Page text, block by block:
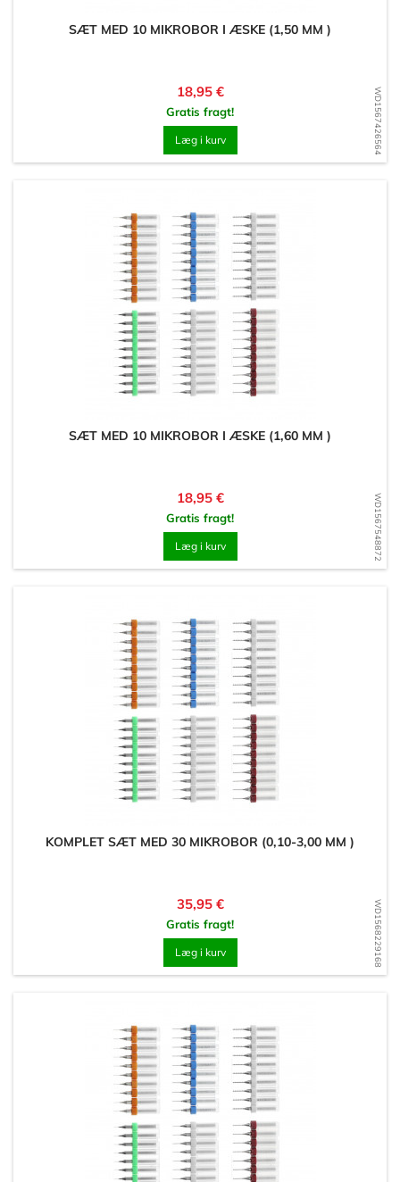
WD1567426564
SÆT MED 10 MIKROBOR I ÆSKE (1,50 MM )
Pris
18,95 €
Gratis fragt!
Læg i kurv
WD1567548872
SÆT MED 10 MIKROBOR I ÆSKE (1,60 MM )
Pris
18,95 €
Gratis fragt!
Læg i kurv
WD1568229168
KOMPLET SÆT MED 30 MIKROBOR (0,10-3,00 MM )
Pris
35,95 €
Gratis fragt!
Læg i kurv